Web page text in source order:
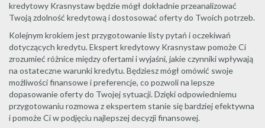
kredytowy Krasnystaw będzie mógł dokładnie przeanalizować
Twoją zdolność kredytową i dostosować oferty do Twoich potrzeb.
Kolejnym krokiem jest przygotowanie listy pytań i oczekiwań
dotyczących kredytu. Ekspert kredytowy Krasnystaw pomoże Ci
zrozumieć różnice między ofertami i wyjaśni, jakie czynniki wpływają
na ostateczne warunki kredytu. Będziesz mógł omówić swoje
możliwości finansowe i preferencje, co pozwoli na lepsze
dopasowanie oferty do Twojej sytuacji. Dzięki odpowiedniemu
przygotowaniu rozmowa z ekspertem stanie się bardziej efektywna
i pomoże Ci w podjęciu najlepszej decyzji finansowej.